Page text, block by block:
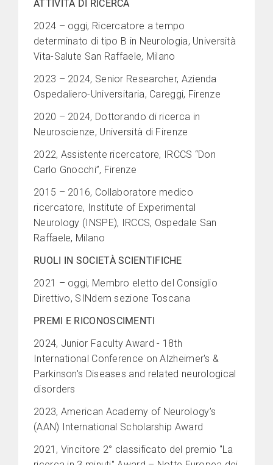
ATTIVITÀ DI RICERCA
2024 – oggi, Ricercatore a tempo
determinato di tipo B in Neurologia, Università
Vita-Salute San Raffaele, Milano
2023 – 2024, Senior Researcher, Azienda
Ospedaliero-Universitaria, Careggi, Firenze
2020 – 2024, Dottorando di ricerca in
Neuroscienze, Università di Firenze
2022, Assistente ricercatore, IRCCS “Don
Carlo Gnocchi”, Firenze
2015 – 2016, Collaboratore medico
ricercatore, Institute of Experimental
Neurology (INSPE), IRCCS, Ospedale San
Raffaele, Milano
RUOLI IN SOCIETÀ SCIENTIFICHE
2021 – oggi, Membro eletto del Consiglio
Direttivo, SINdem sezione Toscana
PREMI E RICONOSCIMENTI
2024, Junior Faculty Award - 18th
International Conference on Alzheimer's &
Parkinson's Diseases and related neurological
disorders
2023, American Academy of Neurology’s
(AAN) International Scholarship Award
2021, Vincitore 2° classificato del premio "La